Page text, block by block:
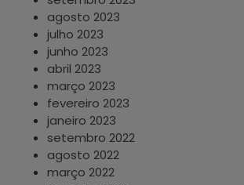
agosto 2023
julho 2023
junho 2023
abril 2023
março 2023
fevereiro 2023
janeiro 2023
setembro 2022
agosto 2022
março 2022